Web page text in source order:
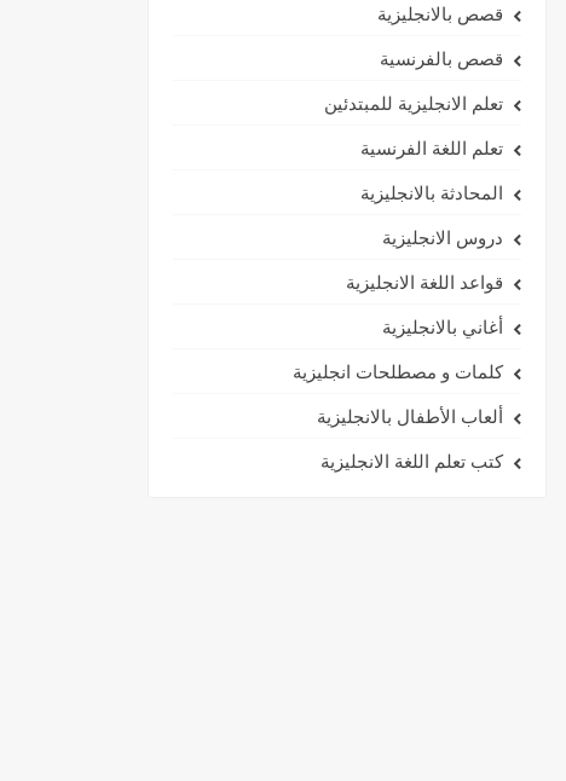
قصص بالانجليزية
قصص بالفرنسية
تعلم الانجليزية للمبتدئين
تعلم اللغة الفرنسية
المحادثة بالانجليزية
دروس الانجليزية
قواعد اللغة الانجليزية
أغاني بالانجليزية
كلمات و مصطلحات انجليزية
ألعاب الأطفال بالانجليزية
كتب تعلم اللغة الانجليزية